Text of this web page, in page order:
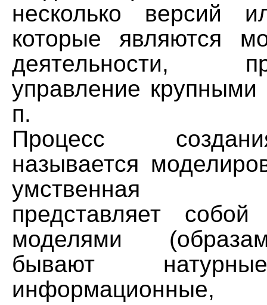
несколько версий
которые являются
деятельности,
управление крупными
п.
Процесс
называется
умственная
представляет собой
моделями
бывают
информационные,